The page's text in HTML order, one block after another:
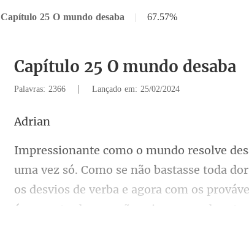
Capítulo 25 O mundo desaba | 67.57%
Capítulo 25 O mundo desaba
Palavras: 2366 | Lançado em: 25/02/2024
ri
ão bastasse toda
os desvios de verba e agora com os prováv